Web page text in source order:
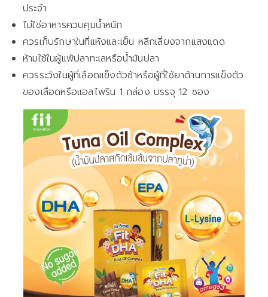
ประจำ
ไม่ใช่อาหารควบคุมน้ำหนัก
ควรเก็บรักษาในที่แห้งและเย็น หลีกเลี่ยงจากแสงแดด
ห้ามใช้ในผู้แพ้ปลาทะเลหรือน้ำมันปลา
ควรระวังในผู้ที่เลือดแข็งตัวช้าหรือผู้ที่ใช้ยาต้านการแข็งตัว
ของเลือดหรือแอสไพริน 1 กล่อง บรรจุ 12 ซอง